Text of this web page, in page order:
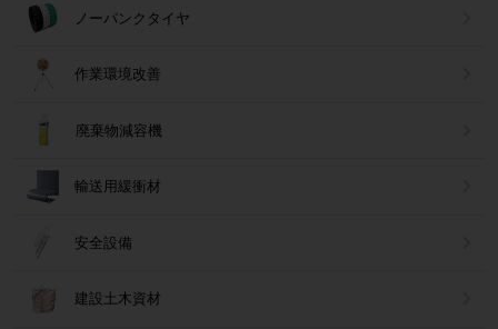
ノーパンクタイヤ
作業環境改善
廃棄物減容機
輸送用緩衝材
安全設備
建設土木資材